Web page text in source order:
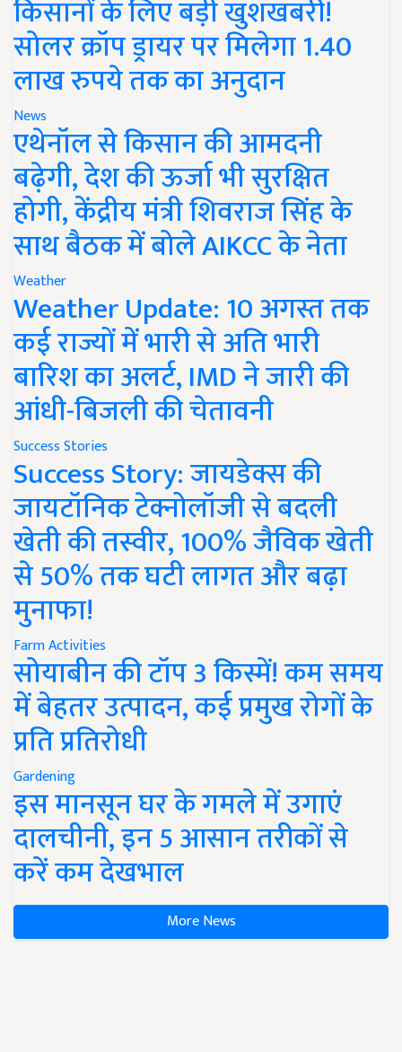
किसानों के लिए बड़ी खुशखबरी!
सोलर क्रॉप ड्रायर पर मिलेगा 1.40
लाख रुपये तक का अनुदान
News
एथेनॉल से किसान की आमदनी
बढ़ेगी, देश की ऊर्जा भी सुरक्षित
होगी, केंद्रीय मंत्री शिवराज सिंह के
साथ बैठक में बोले AIKCC के नेता
Weather
Weather Update: 10 अगस्त तक
कई राज्यों में भारी से अति भारी
बारिश का अलर्ट, IMD ने जारी की
आंधी-बिजली की चेतावनी
Success Stories
Success Story: जायडेक्स की
जायटॉनिक टेक्नोलॉजी से बदली
खेती की तस्वीर, 100% जैविक खेती
से 50% तक घटी लागत और बढ़ा
मुनाफा!
Farm Activities
सोयाबीन की टॉप 3 किस्में! कम समय
में बेहतर उत्पादन, कई प्रमुख रोगों के
प्रति प्रतिरोधी
Gardening
इस मानसून घर के गमले में उगाएं
दालचीनी, इन 5 आसान तरीकों से
करें कम देखभाल
More News